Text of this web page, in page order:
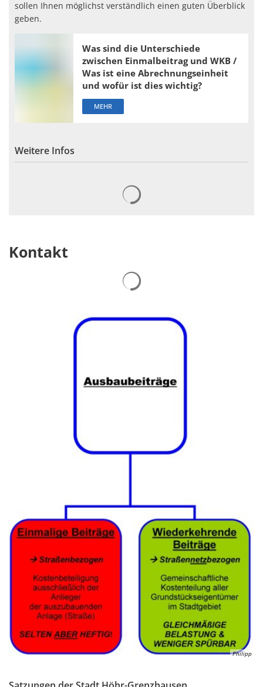
sollen Ihnen möglichst verständlich einen guten Überblick
geben.
Was sind die Unterschiede
zwischen Einmalbeitrag und WKB /
Was ist eine Abrechnungseinheit
und wofür ist dies wichtig?
MEHR
Weitere Infos
Kontakt
Philipp